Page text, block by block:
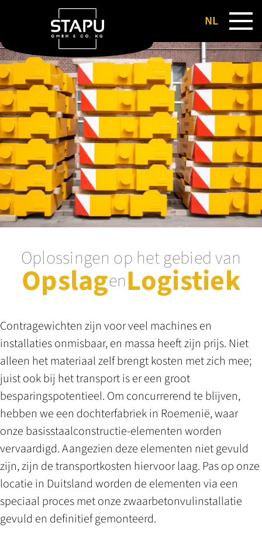
DE
EN
FR
NL
Oplossingen op het gebied van
OpslagenLogistiek
Contragewichten zijn voor veel machines en
installaties onmisbaar, en massa heeft zijn prijs. Niet
alleen het materiaal zelf brengt kosten met zich mee;
juist ook bij het transport is er een groot
besparingspotentieel. Om concurrerend te blijven,
hebben we een dochterfabriek in Roemenië, waar
onze basisstaalconstructie-elementen worden
vervaardigd. Aangezien deze elementen niet gevuld
zijn, zijn de transportkosten hiervoor laag. Pas op onze
locatie in Duitsland worden de elementen via een
speciaal proces met onze zwaarbetonvulinstallatie
gevuld en definitief gemonteerd.